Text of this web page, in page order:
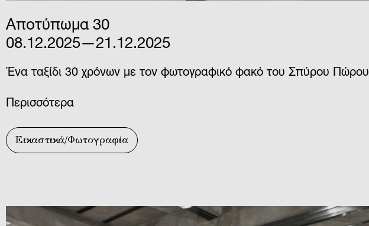
Αποτύπωμα 30
08.12.2025—21.12.2025
Ένα ταξίδι 30 χρόνων με τον φωτογραφικό φακό του Σπύρου Πώρου
Περισσότερα
Εικαστικά/Φωτογραφία